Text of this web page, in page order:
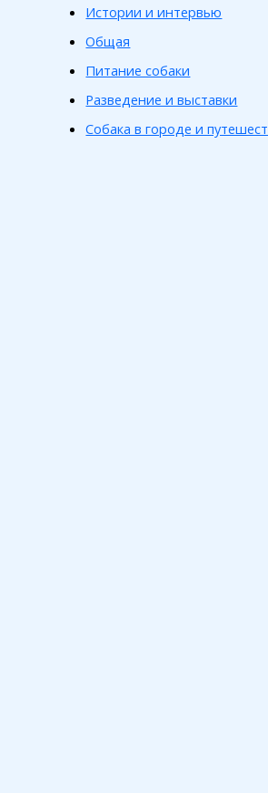
Истории и интервью
Общая
Питание собаки
Разведение и выставки
Собака в городе и